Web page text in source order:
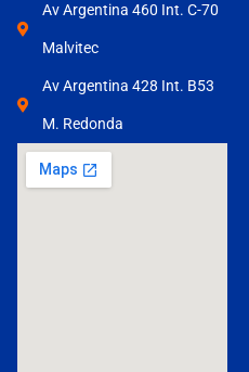
Av Argentina 460 Int. C-70
Malvitec
Av Argentina 428 Int. B53
M. Redonda